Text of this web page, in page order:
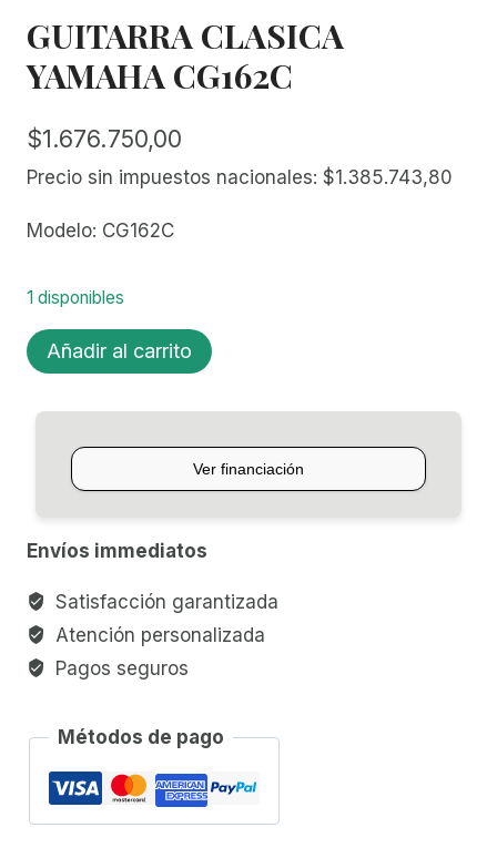
GUITARRA CLASICA
YAMAHA CG162C
$1.676.750,00
Precio sin impuestos nacionales: $1.385.743,80
Modelo: CG162C
1 disponibles
GUITARRA
CLASICA
cantidad
Añadir al carrito
Envíos immediatos
Satisfacción garantizada
Atención personalizada
Pagos seguros
Métodos de pago